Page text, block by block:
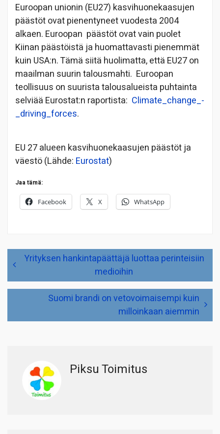
Euroopan unionin (EU27) kasvihuonekaasujen
päästöt ovat pienentyneet vuodesta 2004
alkaen. Euroopan päästöt ovat vain puolet
Kiinan päästöistä ja huomattavasti pienemmät
kuin USA:n. Tämä siitä huolimatta, että EU27 on
maailman suurin talousmahti. Euroopan
teollisuus on suurista talousalueista puhtainta
selviää Eurostat:n raportista: Climate_change_-
_driving_forces.
EU 27 alueen kasvihuonekaasujen päästöt ja
väestö (Lähde: Eurostat)
Jaa tämä:
Facebook X WhatsApp
Artikkelien
selausYrityksen hankintapäättäjä luottaa perinteisiin
medioihin
Suomi brandi on vetovoimaisempi kuin
milloinkaan aiemmin
Piksu Toimitus